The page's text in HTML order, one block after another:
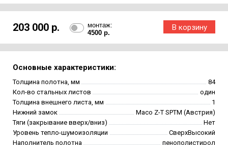
203 000 р.
монтаж:
4500 р.
Основные характеристики:
Толщина полотна, мм
84
Кол-во стальных листов
один
Толщина внешнего листа, мм
1
Нижний замок
Maco Z-T SPTM (Австрия)
Тяги (закрывание вверх/вниз)
Нет
Уровень тепло-шумоизоляции
СверхВысокий
Наполнитель полотна
пенополистирол